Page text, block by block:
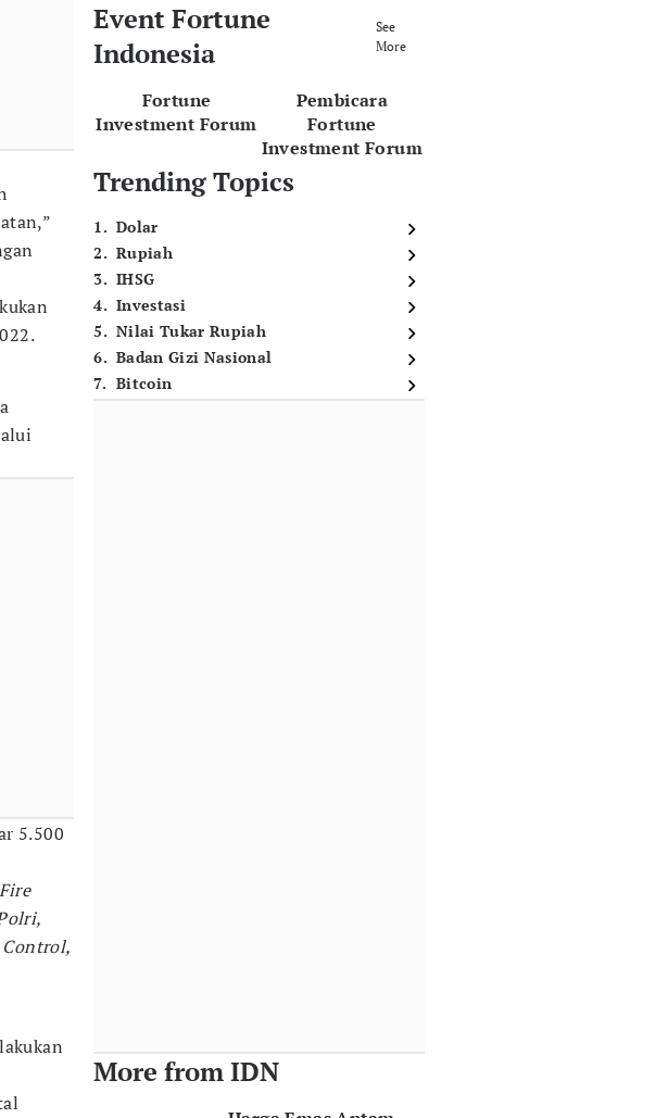
5.500
Event Fortune
Indonesia
See
More
Fortune
Investment Forum
Pembicara
Fortune
Investment Forum
Trending Topics
1. Dolar
2. Rupiah
3. IHSG
4. Investasi
5. Nilai Tukar Rupiah
6. Badan Gizi Nasional
7. Bitcoin
More from IDN